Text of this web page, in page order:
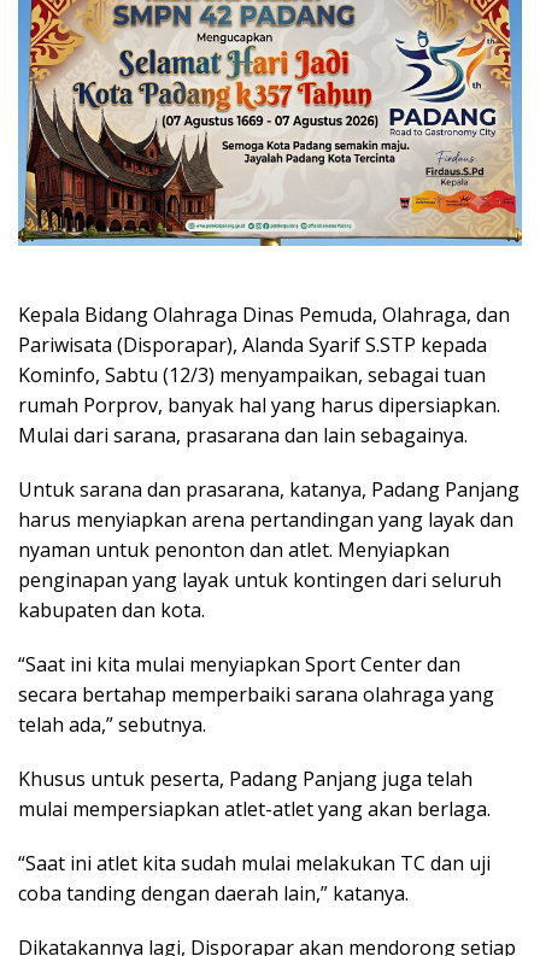
Kepala Bidang Olahraga Dinas Pemuda, Olahraga, dan
Pariwisata (Disporapar), Alanda Syarif S.STP kepada
Kominfo, Sabtu (12/3) menyampaikan, sebagai tuan
rumah Porprov, banyak hal yang harus dipersiapkan.
Mulai dari sarana, prasarana dan lain sebagainya.
Untuk sarana dan prasarana, katanya, Padang Panjang
harus menyiapkan arena pertandingan yang layak dan
nyaman untuk penonton dan atlet. Menyiapkan
penginapan yang layak untuk kontingen dari seluruh
kabupaten dan kota.
“Saat ini kita mulai menyiapkan Sport Center dan
secara bertahap memperbaiki sarana olahraga yang
telah ada,” sebutnya.
Khusus untuk peserta, Padang Panjang juga telah
mulai mempersiapkan atlet-atlet yang akan berlaga.
“Saat ini atlet kita sudah mulai melakukan TC dan uji
coba tanding dengan daerah lain,” katanya.
Dikatakannya lagi, Disporapar akan mendorong setiap